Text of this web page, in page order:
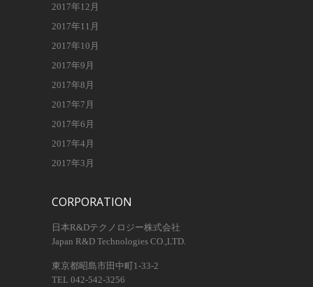
2017年12月
2017年11月
2017年10月
2017年9月
2017年8月
2017年7月
2017年6月
2017年4月
2017年3月
CORPORATION
日本R&Dテクノロジー株式会社
Japan R&D Technologies CO.,LTD.
東京都昭島市田中町1-33-2
TEL 042-542-3256